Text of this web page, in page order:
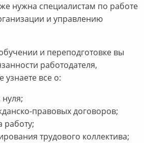
нужна специалистам по работе
и управлению
и переподготовке вы
работодателя,
узнаете все о:
правовых договоров;
работу;
трудового коллектива;